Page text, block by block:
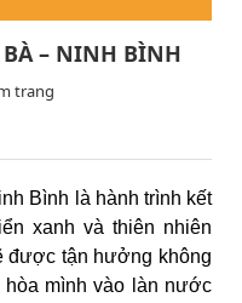
BÀ – NINH BÌNH
trang
Bình là hành trình kết
xanh và thiên nhiên
được tận hưởng không
hòa mình vào làn nước